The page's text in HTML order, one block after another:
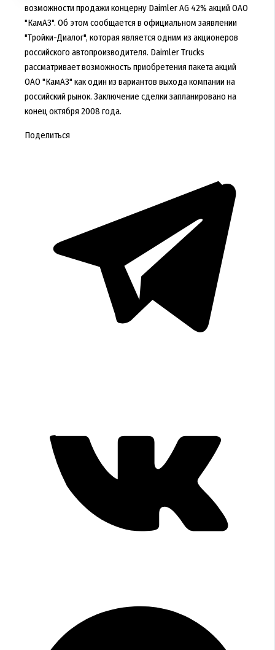
возможности продажи концерну Daimler AG 42% акций ОАО
"КамАЗ". Об этом сообщается в официальном заявлении
"Тройки-Диалог", которая является одним из акционеров
российского автопроизводителя. Daimler Trucks
рассматривает возможность приобретения пакета акций
ОАО "КамАЗ" как один из вариантов выхода компании на
российский рынок. Заключение сделки запланировано на
конец октября 2008 года.
Поделиться